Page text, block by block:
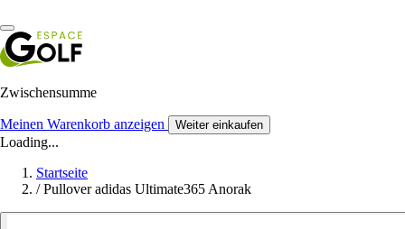
Zwischensumme
Meinen Warenkorb anzeigen Weiter einkaufen
Loading...
Startseite
/ Pullover adidas Ultimate365 Anorak